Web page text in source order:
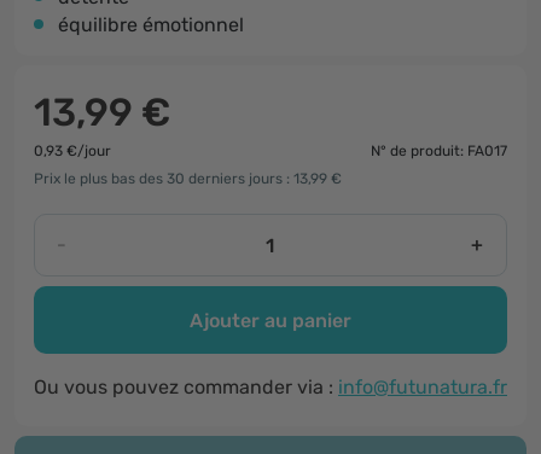
équilibre émotionnel
13,99 €
0,93 €/jour
N° de produit: FA017
Prix le plus bas des 30 derniers jours : 13,99 €
- +
Ajouter au panier
Ou vous pouvez commander via : info@futunatura.fr